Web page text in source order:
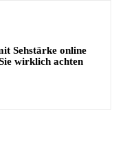
Sehstärke online
wirklich achten